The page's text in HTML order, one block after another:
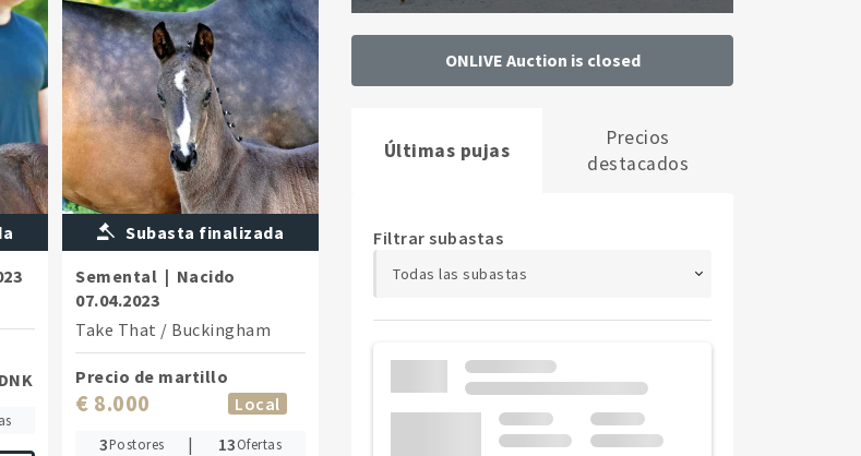
DNK
Subasta finalizada
Semental | Nacido
07.04.2023
Take That / Buckingham
Precio de martillo
€ 8.000
Local
3Postores | 13Ofertas
ONLIVE Auction is closed
Últimas pujas
Precios
destacados
Todas las subastas
Filtrar subastas